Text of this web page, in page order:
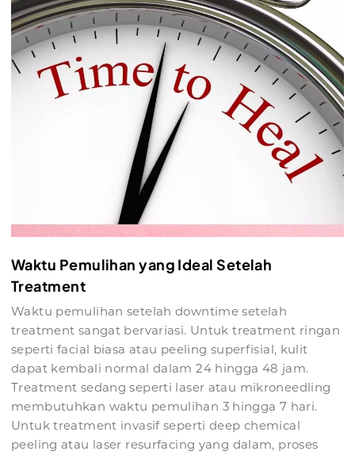
Waktu Pemulihan yang Ideal Setelah
Treatment
Waktu pemulihan setelah downtime setelah
treatment sangat bervariasi. Untuk treatment ringan
seperti facial biasa atau peeling superfisial, kulit
dapat kembali normal dalam 24 hingga 48 jam.
Treatment sedang seperti laser atau mikroneedling
membutuhkan waktu pemulihan 3 hingga 7 hari.
Untuk treatment invasif seperti deep chemical
peeling atau laser resurfacing yang dalam, proses